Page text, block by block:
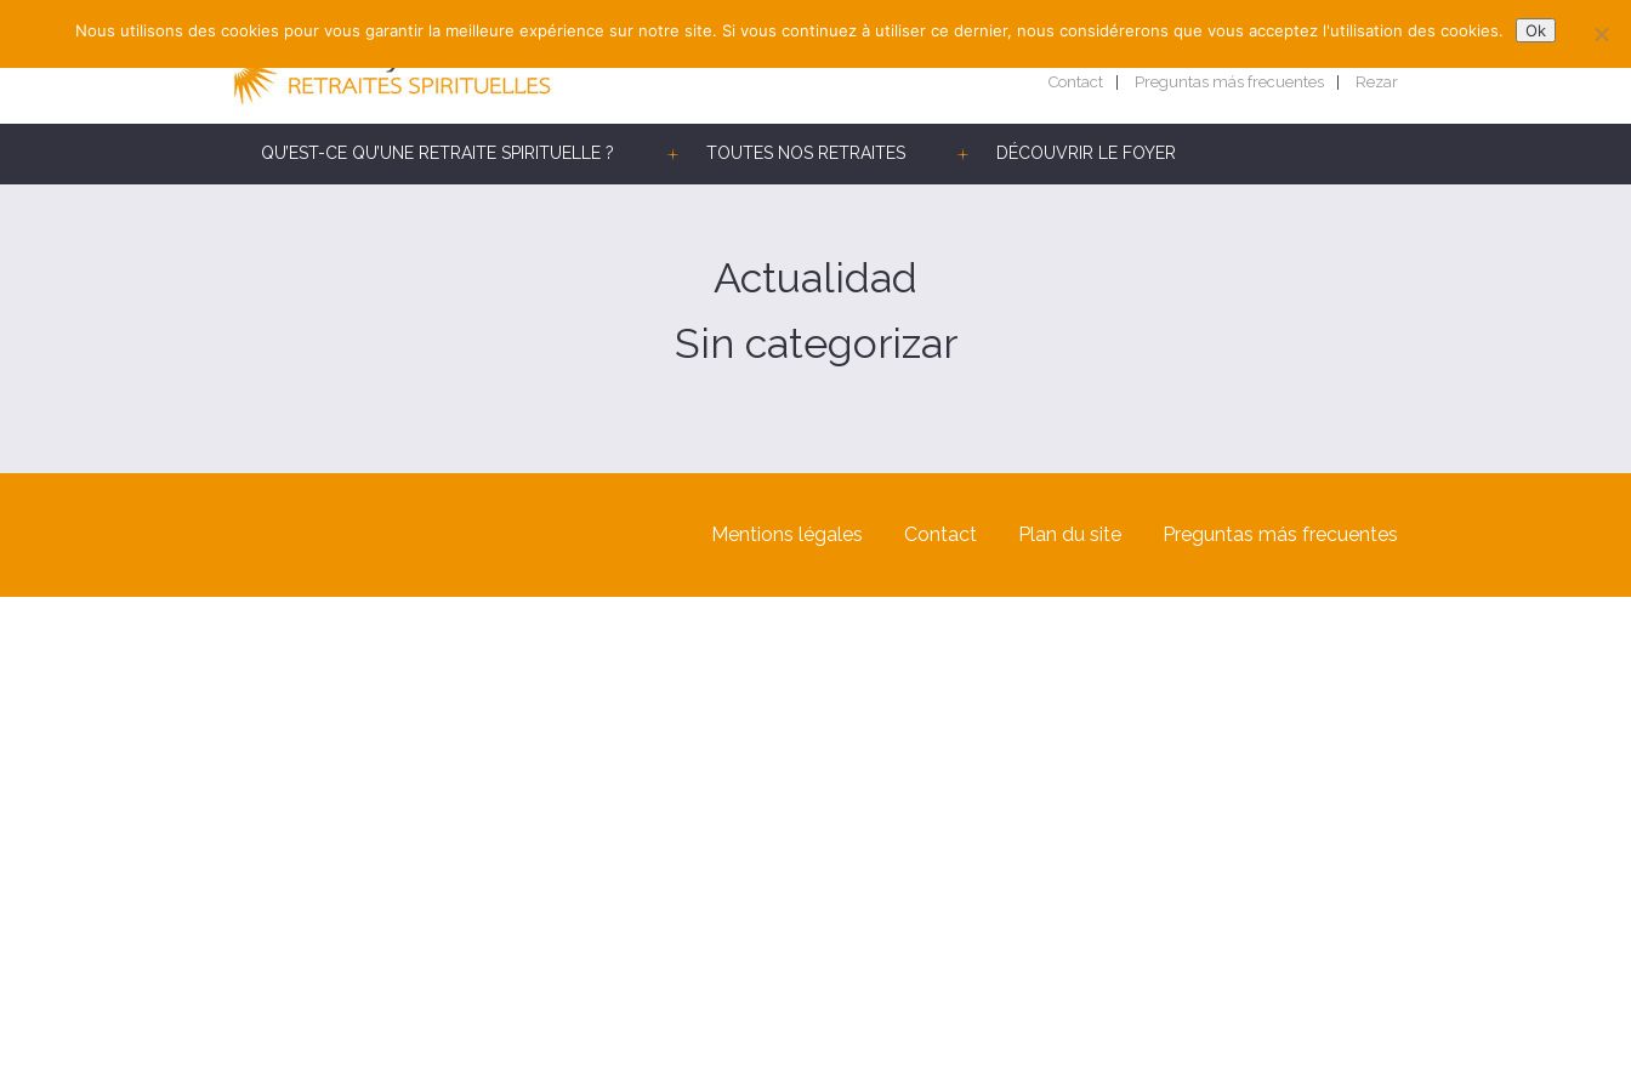
Contact Preguntas más frecuentes Rezar
QU’EST-CE QU’UNE RETRAITE SPIRITUELLE ? TOUTES NOS RETRAITES DÉCOUVRIR LE FOYER
Actualidad
Sin categorizar
Mentions légales Contact Plan du site Preguntas más frecuentes
Nous utilisons des cookies pour vous garantir la meilleure expérience sur notre site. Si vous continuez à utiliser ce dernier, nous considérerons que vous acceptez l'utilisation des cookies. Ok